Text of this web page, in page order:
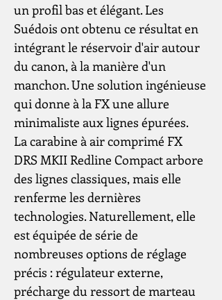
un profil bas et élégant. Les
Suédois ont obtenu ce résultat en
intégrant le réservoir d'air autour
du canon, à la manière d'un
manchon. Une solution ingénieuse
qui donne à la FX une allure
minimaliste aux lignes épurées.
La carabine à air comprimé FX
DRS MKII Redline Compact arbore
des lignes classiques, mais elle
renferme les dernières
technologies. Naturellement, elle
est équipée de série de
nombreuses options de réglage
précis : régulateur externe,
précharge du ressort de marteau